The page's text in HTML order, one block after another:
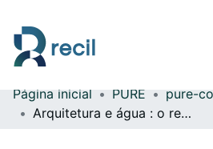
Comunidades & Coleções
Página inicial PURE
pure-
Arquitetura e água : o reflexo de uma interação